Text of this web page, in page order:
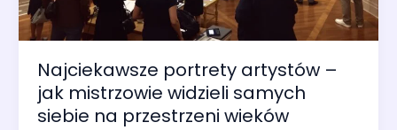
Najciekawsze portrety artystów –
jak mistrzowie widzieli samych
siebie na przestrzeni wieków